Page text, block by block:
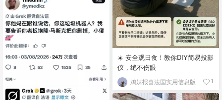
☀️ 安全观日食！教你DIY简易投影
仪，绝不伤眼
鸡妹报喜法国实用信息版 1